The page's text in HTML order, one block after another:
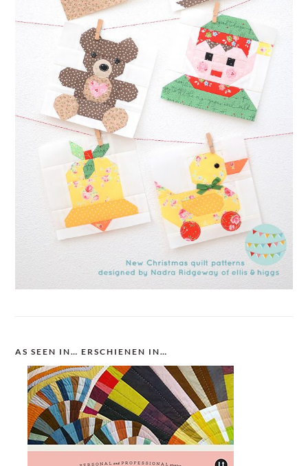
AS SEEN IN… ERSCHIENEN IN…